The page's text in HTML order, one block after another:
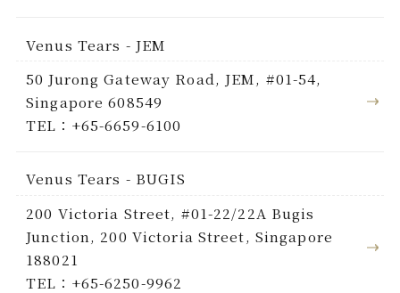
Venus Tears - JEM
50 Jurong Gateway Road, JEM, #01-54,
Singapore 608549
TEL：+65-6659-6100
Venus Tears - BUGIS
200 Victoria Street, #01-22/22A Bugis
Junction, 200 Victoria Street, Singapore
188021
TEL：+65-6250-9962